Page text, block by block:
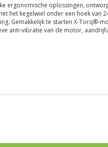
ergonomische oplossingen,
kegelwiel onder een hoek van
Gemakkelijk te starten X-Torq®-
anti-vibratie van de motor,